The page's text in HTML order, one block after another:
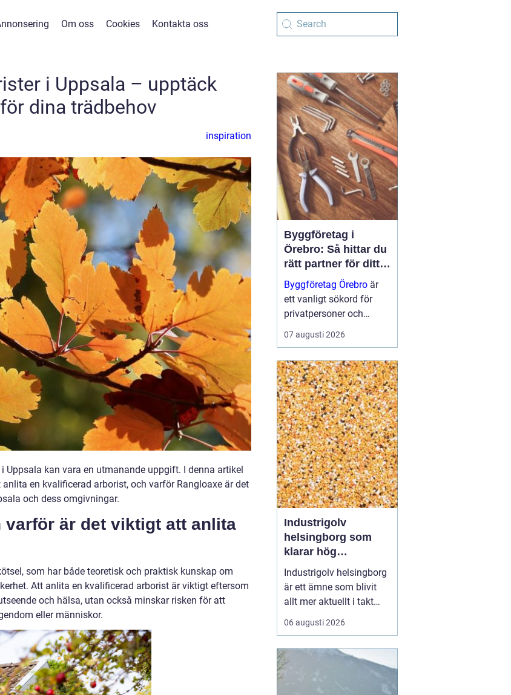
Om oss Cookies Kontakta oss
i Uppsala – upptäck
dina trädbehov
inspiration
kan vara en utmanande uppgift. I denna artikel
en kvalificerad arborist, och varför Rangloaxe är det
och dess omgivningar.
varför är det viktigt att anlita
som har både teoretisk och praktisk kunskap om
Att anlita en kvalificerad arborist är viktigt eftersom
och hälsa, utan också minskar risken för att
eller människor.
Byggföretag i
Örebro: Så hittar du
rätt partner för ditt
projekt
Byggföretag Örebro är
ett vanligt sökord för
privatpersoner och
företag som planerar att
bygga nytt, renovera eller
huset. Många vill ha en
trygg by...
07 augusti 2026
Industrigolv
helsingborg som
klarar hög
belastning och tuffa
krav
Industrigolv helsingborg
är ett ämne som blivit
allt mer aktuellt i takt
med att fler
verksamheter söker
lättskötta golvlösningar.
produktionsmiljöer
06 augusti 2026